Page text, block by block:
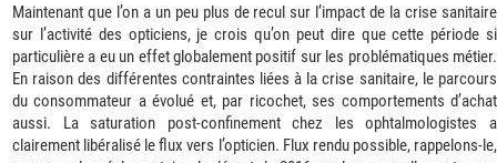
Maintenant que l’on a un peu plus de recul sur l’impact de la crise sanitaire
sur l’activité des opticiens, je crois qu’on peut dire que cette période si
particulière a eu un effet globalement positif sur les problématiques métier.
En raison des différentes contraintes liées à la crise sanitaire, le parcours
du consommateur a évolué et, par ricochet, ses comportements d’achat
aussi. La saturation post-confinement chez les ophtalmologistes a
clairement libéralisé le flux vers l’opticien. Flux rendu possible, rappelons-le,